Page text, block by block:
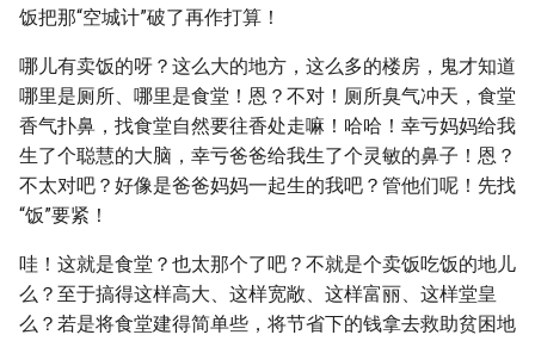
饭把那“空城计”破了再作打算！
哪儿有卖饭的呀？这么大的地方，这么多的楼房，鬼才知道
哪里是厕所、哪里是食堂！恩？不对！厕所臭气冲天，食堂
香气扑鼻，找食堂自然要往香处走嘛！哈哈！幸亏妈妈给我
生了个聪慧的大脑，幸亏爸爸给我生了个灵敏的鼻子！恩？
不太对吧？好像是爸爸妈妈一起生的我吧？管他们呢！先找
“饭”要紧！
哇！这就是食堂？也太那个了吧？不就是个卖饭吃饭的地儿
么？至于搞得这样高大、这样宽敞、这样富丽、这样堂皇
么？若是将食堂建得简单些，将节省下的钱拿去救助贫困地